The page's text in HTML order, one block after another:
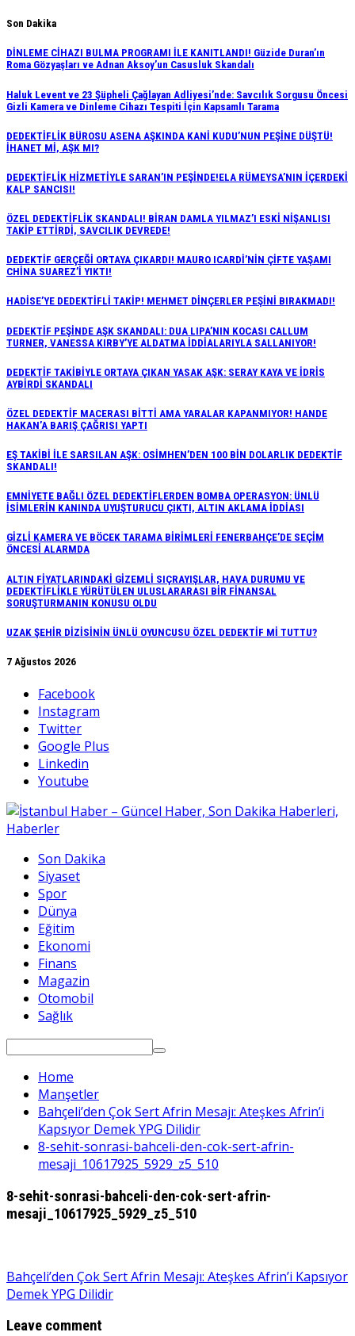
Skip
to
content
Son Dakika
DİNLEME CİHAZI BULMA PROGRAMI İLE KANITLANDI! Güzide Duran’ın
Roma Gözyaşları ve Adnan Aksoy’un Casusluk Skandalı
Haluk Levent ve 23 Şüpheli Çağlayan Adliyesi’nde: Savcılık Sorgusu Öncesi
Gizli Kamera ve Dinleme Cihazı Tespiti İçin Kapsamlı Tarama
DEDEKTİFLİK BÜROSU ASENA AŞKINDA KANİ KUDU’NUN PEŞİNE DÜŞTÜ!
İHANET Mİ, AŞK MI?
DEDEKTİFLİK HİZMETİYLE SARAN’IN PEŞİNDE!ELA RÜMEYSA’NIN İÇERDEKİ
KALP SANCISI!
ÖZEL DEDEKTİFLİK SKANDALI! BİRAN DAMLA YILMAZ’I ESKİ NİŞANLISI
TAKİP ETTİRDİ, SAVCILIK DEVREDE!
DEDEKTİF GERÇEĞİ ORTAYA ÇIKARDI! MAURO ICARDİ’NİN ÇİFTE YAŞAMI
CHİNA SUAREZ’İ YIKTI!
HADİSE’YE DEDEKTİFLİ TAKİP! MEHMET DİNÇERLER PEŞİNİ BIRAKMADI!
DEDEKTİF PEŞİNDE AŞK SKANDALI: DUA LIPA’NIN KOCASI CALLUM
TURNER, VANESSA KIRBY’YE ALDATMA İDDİALARIYLA SALLANIYOR!
DEDEKTİF TAKİBİYLE ORTAYA ÇIKAN YASAK AŞK: SERAY KAYA VE İDRİS
AYBİRDİ SKANDALI
ÖZEL DEDEKTİF MACERASI BİTTİ AMA YARALAR KAPANMIYOR! HANDE
HAKAN’A BARIŞ ÇAĞRISI YAPTI
EŞ TAKİBİ İLE SARSILAN AŞK: OSİMHEN’DEN 100 BİN DOLARLIK DEDEKTİF
SKANDALI!
EMNİYETE BAĞLI ÖZEL DEDEKTİFLERDEN BOMBA OPERASYON: ÜNLÜ
İSİMLERİN KANINDA UYUŞTURUCU ÇIKTI, ALTIN AKLAMA İDDİASI
GİZLİ KAMERA VE BÖCEK TARAMA BİRİMLERİ FENERBAHÇE’DE SEÇİM
ÖNCESİ ALARMDA
ALTIN FİYATLARINDAKİ GİZEMLİ SIÇRAYIŞLAR, HAVA DURUMU VE
DEDEKTİFLİKLE YÜRÜTÜLEN ULUSLARARASI BİR FİNANSAL
SORUŞTURMANIN KONUSU OLDU
UZAK ŞEHİR DİZİSİNİN ÜNLÜ OYUNCUSU ÖZEL DEDEKTİF Mİ TUTTU?
7 Ağustos 2026
Facebook
Instagram
Twitter
Google Plus
Linkedin
Youtube
Son Dakika
Siyaset
Spor
Dünya
Eğitim
Ekonomi
Finans
Magazin
Otomobil
Sağlık
Search
Home
Manşetler
Bahçeli’den Çok Sert Afrin Mesajı: Ateşkes Afrin’i
Kapsıyor Demek YPG Dilidir
8-sehit-sonrasi-bahceli-den-cok-sert-afrin-
mesaji_10617925_5929_z5_510
8-sehit-sonrasi-bahceli-den-cok-sert-afrin-
mesaji_10617925_5929_z5_510
Yazı
gezinmesi
Bahçeli’den Çok Sert Afrin Mesajı: Ateşkes Afrin’i Kapsıyor
Demek YPG Dilidir
Leave comment